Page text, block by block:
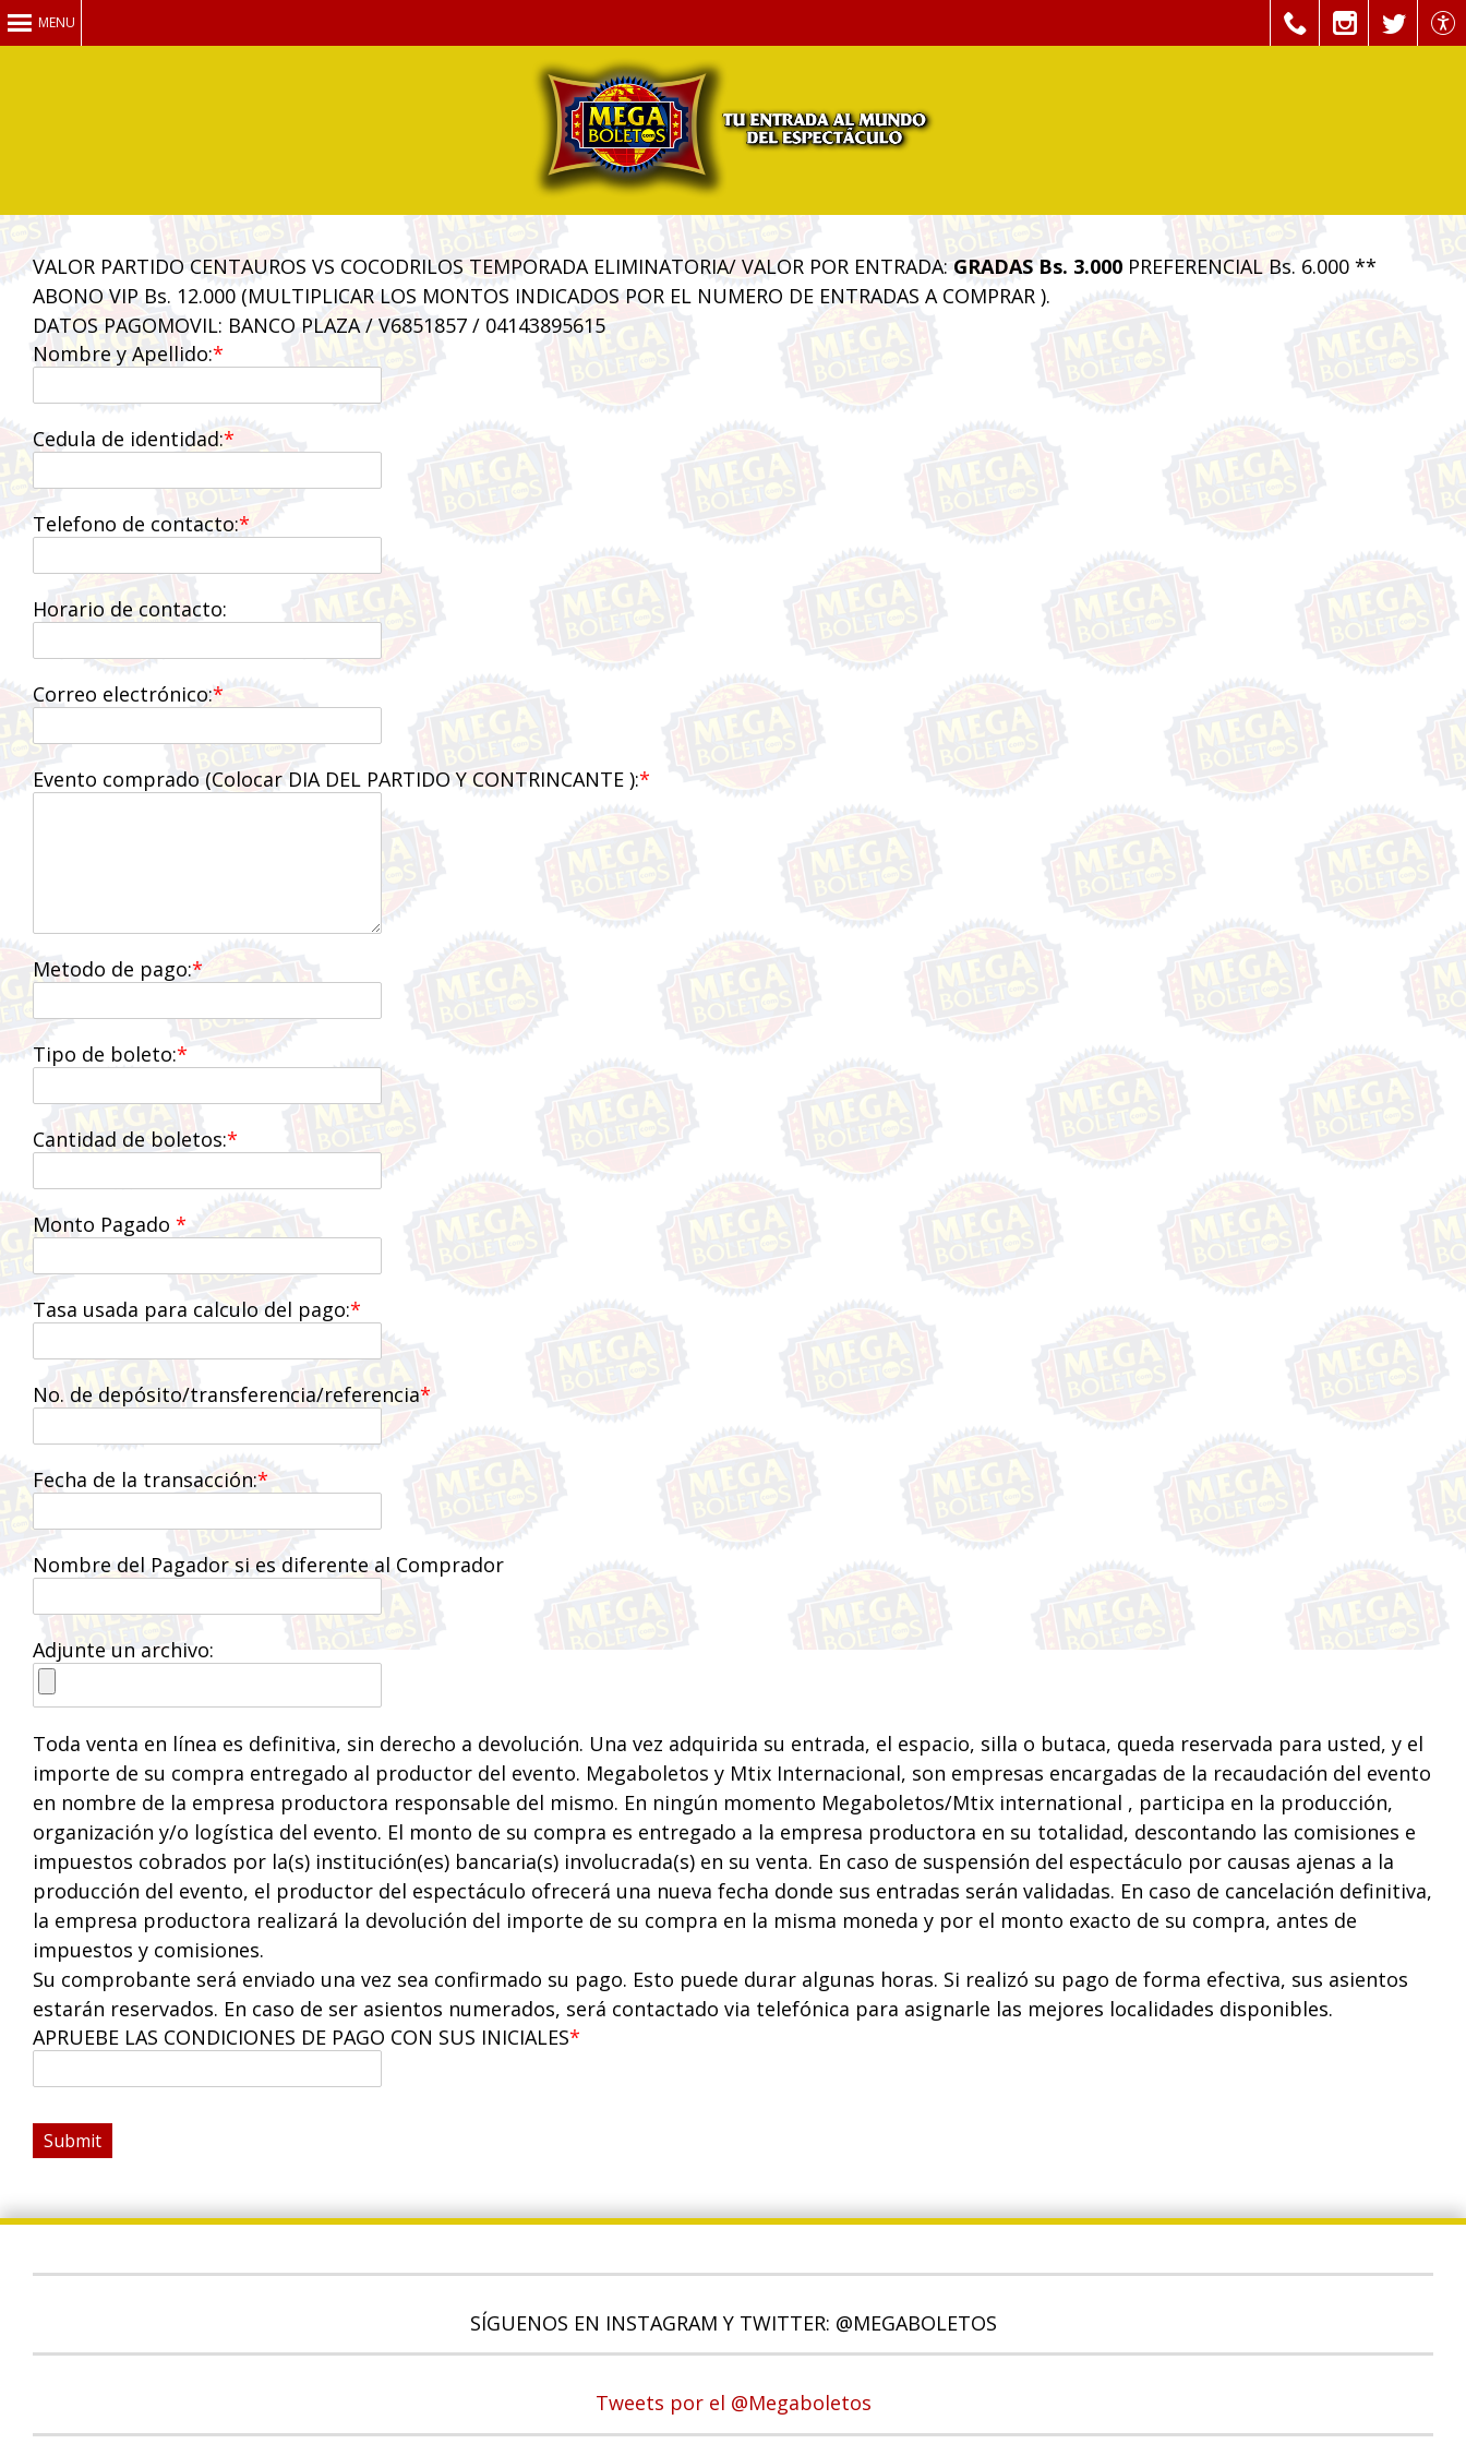
MENU
VALOR PARTIDO CENTAUROS VS COCODRILOS TEMPORADA ELIMINATORIA/ VALOR POR ENTRADA: GRADAS Bs. 3.000 PREFERENCIAL Bs. 6.000 **
ABONO VIP Bs. 12.000 (MULTIPLICAR LOS MONTOS INDICADOS POR EL NUMERO DE ENTRADAS A COMPRAR ).
DATOS PAGOMOVIL: BANCO PLAZA / V6851857 / 04143895615
Nombre y Apellido:
Cedula de identidad:
Telefono de contacto:
Horario de contacto:
Correo electrónico:
Evento comprado (Colocar DIA DEL PARTIDO Y CONTRINCANTE ):
Metodo de pago:
Tipo de boleto:
Cantidad de boletos:
Monto Pagado
Tasa usada para calculo del pago:
No. de depósito/transferencia/referencia
Fecha de la transacción:
Nombre del Pagador si es diferente al Comprador
Adjunte un archivo:
Toda venta en línea es definitiva, sin derecho a devolución. Una vez adquirida su entrada, el espacio, silla o butaca, queda reservada para usted, y el
importe de su compra entregado al productor del evento. Megaboletos y Mtix Internacional, son empresas encargadas de la recaudación del evento
en nombre de la empresa productora responsable del mismo. En ningún momento Megaboletos/Mtix international , participa en la producción,
organización y/o logística del evento. El monto de su compra es entregado a la empresa productora en su totalidad, descontando las comisiones e
impuestos cobrados por la(s) institución(es) bancaria(s) involucrada(s) en su venta. En caso de suspensión del espectáculo por causas ajenas a la
producción del evento, el productor del espectáculo ofrecerá una nueva fecha donde sus entradas serán validadas. En caso de cancelación definitiva,
la empresa productora realizará la devolución del importe de su compra en la misma moneda y por el monto exacto de su compra, antes de
impuestos y comisiones.
Su comprobante será enviado una vez sea confirmado su pago. Esto puede durar algunas horas. Si realizó su pago de forma efectiva, sus asientos
estarán reservados. En caso de ser asientos numerados, será contactado via telefónica para asignarle las mejores localidades disponibles.
APRUEBE LAS CONDICIONES DE PAGO CON SUS INICIALES
Submit
SÍGUENOS EN INSTAGRAM Y TWITTER: @MEGABOLETOS
Tweets por el @Megaboletos